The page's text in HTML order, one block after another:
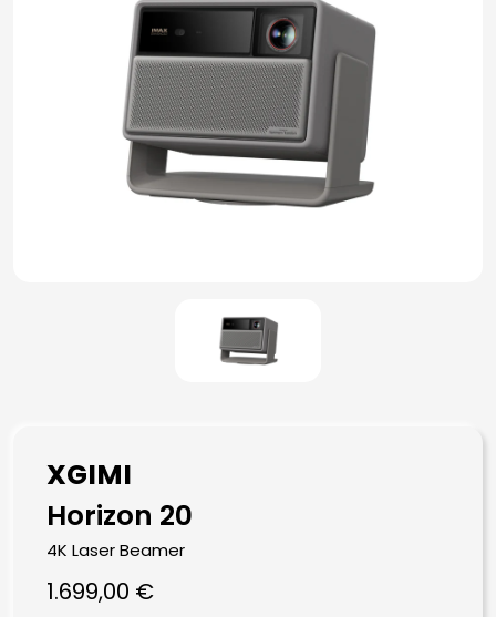
XGIMI
Horizon 20
4K Laser Beamer
1.699,00 €